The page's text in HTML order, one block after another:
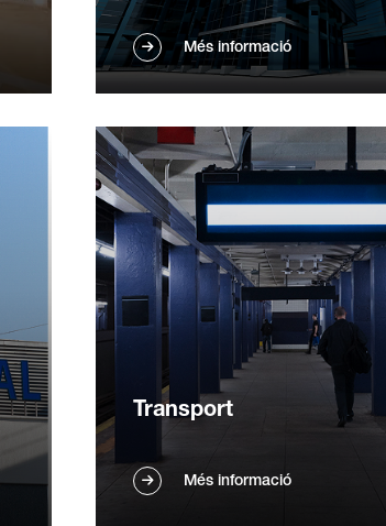
Mantingueu les oficines i edificis
nets amb les nostres
rentadores de sòl comercials i
millorar el vostre entorn. Més
Més informació
Transport
Afronta àrees grans i amb molt de
com aeroports, estacions de
Més informació